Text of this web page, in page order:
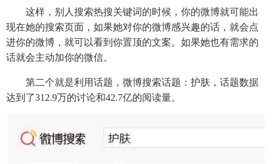
这样，别人搜索热搜关键词的时候，你的微博就可能出
现在她的搜索页面，如果她对你的微博感兴趣的话，就会点
进你的微博，就可以看到你置顶的文案。如果她也有需求的
话就会主动加你的微信。
第二个就是利用话题，微博搜索话题：护肤，话题数据
达到了312.9万的讨论和42.7亿的阅读量。